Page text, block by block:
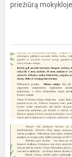
priežiūrą